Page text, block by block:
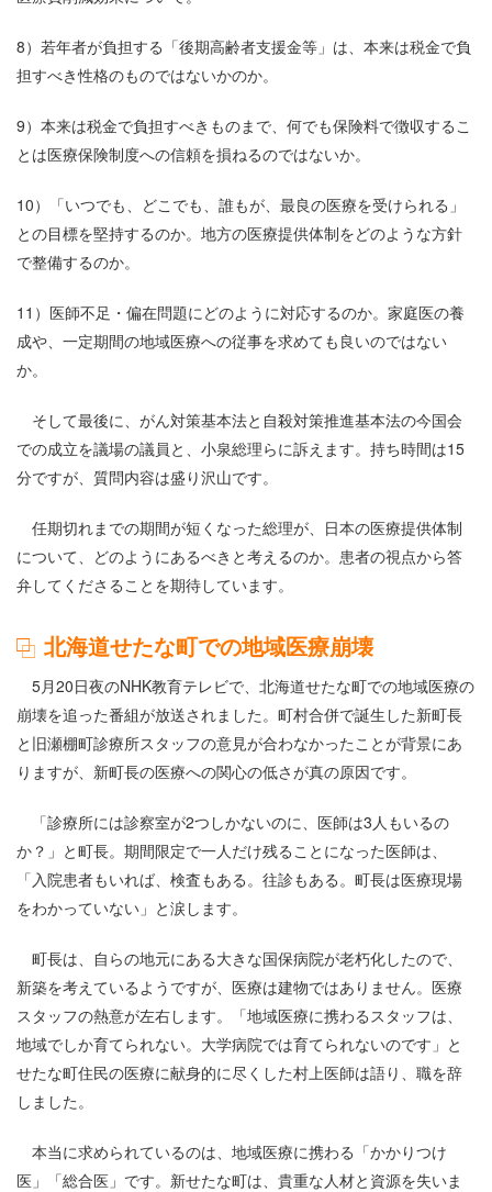
8）若年者が負担する「後期高齢者支援金等」は、本来は税金で負
担すべき性格のものではないかのか。
9）本来は税金で負担すべきものまで、何でも保険料で徴収するこ
とは医療保険制度への信頼を損ねるのではないか。
10）「いつでも、どこでも、誰もが、最良の医療を受けられる」
との目標を堅持するのか。地方の医療提供体制をどのような方針
で整備するのか。
11）医師不足・偏在問題にどのように対応するのか。家庭医の養
成や、一定期間の地域医療への従事を求めても良いのではない
か。
そして最後に、がん対策基本法と自殺対策推進基本法の今国会
での成立を議場の議員と、小泉総理らに訴えます。持ち時間は15
分ですが、質問内容は盛り沢山です。
任期切れまでの期間が短くなった総理が、日本の医療提供体制
について、どのようにあるべきと考えるのか。患者の視点から答
弁してくださることを期待しています。
北海道せたな町での地域医療崩壊
5月20日夜のNHK教育テレビで、北海道せたな町での地域医療の
崩壊を追った番組が放送されました。町村合併で誕生した新町長
と旧瀬棚町診療所スタッフの意見が合わなかったことが背景にあ
りますが、新町長の医療への関心の低さが真の原因です。
「診療所には診察室が2つしかないのに、医師は3人もいるの
か？」と町長。期間限定で一人だけ残ることになった医師は、
「入院患者もいれば、検査もある。往診もある。町長は医療現場
をわかっていない」と涙します。
町長は、自らの地元にある大きな国保病院が老朽化したので、
新築を考えているようですが、医療は建物ではありません。医療
スタッフの熱意が左右します。「地域医療に携わるスタッフは、
地域でしか育てられない。大学病院では育てられないのです」と
せたな町住民の医療に献身的に尽くした村上医師は語り、職を辞
しました。
本当に求められているのは、地域医療に携わる「かかりつけ
医」「総合医」です。新せたな町は、貴重な人材と資源を失いま